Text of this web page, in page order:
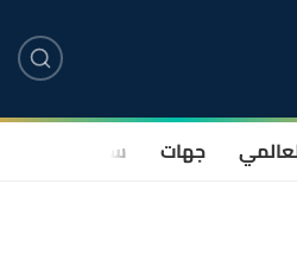
جهات سياسة